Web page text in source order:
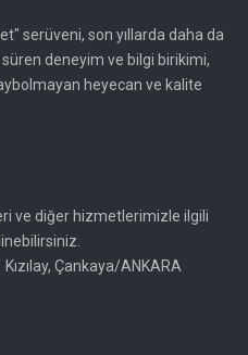
serüveni, son yıllarda daha da
süren deneyim ve bilgi birikimi,
heyecan ve kalite
ve diğer hizmetlerimizle ilgili
Çankaya/ANKARA